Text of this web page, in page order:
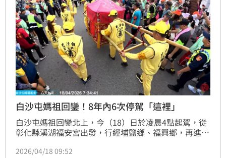
白沙屯媽祖回鑾！8年內6次停駕「這裡」
白沙屯媽祖回鑾北上，今（18）日於凌晨4點起駕，從
彰化縣溪湖福安宮出發，行經埔鹽鄉、福興鄉，再進入
祖8年來第6次停駕此處，被譽為鹿港最幸運的停駕點。
2026/04/18 09:52